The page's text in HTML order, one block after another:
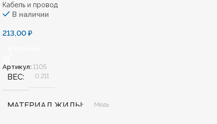
Кабель и провод
В наличии
213,00 ₽
Артикул: 1105
ВЕС 0,211
МАТЕРИАЛ ЖИЛЫ Медь